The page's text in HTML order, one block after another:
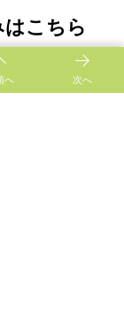
こちら
交ダンスをぜひ
へ 次へ